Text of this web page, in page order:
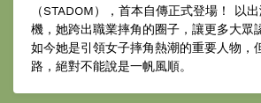
（STADOM），首本自傳正式登場！ 以
機，她跨出職業摔角的圈子，讓更多大眾
如今她是引領女子摔角熱潮的重要人物，
路，絕對不能說是一帆風順。